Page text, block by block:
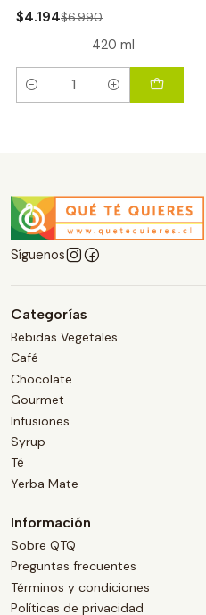
$4.194$6.990
420 ml
Cantidad
Síguenos
Categorías
Bebidas Vegetales
Café
Chocolate
Gourmet
Infusiones
Syrup
Té
Yerba Mate
Información
Sobre QTQ
Preguntas frecuentes
Términos y condiciones
Políticas de privacidad